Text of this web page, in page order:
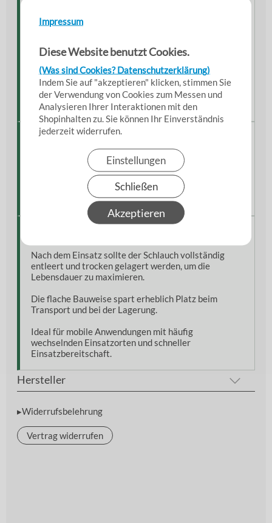
Impressum
Diese Website benutzt Cookies.
(Was sind Cookies? Datenschutzerklärung)
Indem Sie auf "akzeptieren" klicken, stimmen Sie
der Verwendung von Cookies zum Messen und
Analysieren Ihrer Interaktionen mit den
Shopinhalten zu. Sie können Ihr Einverständnis
jederzeit widerrufen.
Einstellungen
Schließen
Akzeptieren
Kupplungen
Temperaturbereich
−20 °C bis +80 °C
Arbeitsdruck
bis ca. 10 bar
Durchmesser
52 mm, 75 mm, 110 mm
Längen
5 m bis 30 m
Lieferumfang
Flachschlauch / Bauschlauch
Vormontierte Aluminium-Storzkupplungen
Sofort einsatzbereit geliefert
Nach dem Einsatz sollte der Schlauch vollständig
entleert und trocken gelagert werden, um die
Lebensdauer zu maximieren.
Die flache Bauweise spart erheblich Platz beim
Transport und bei der Lagerung.
Ideal für mobile Anwendungen mit häufig
wechselnden Einsatzorten und schneller
Einsatzbereitschaft.
Hersteller
▸Widerrufsbelehrung
Vertrag widerrufen